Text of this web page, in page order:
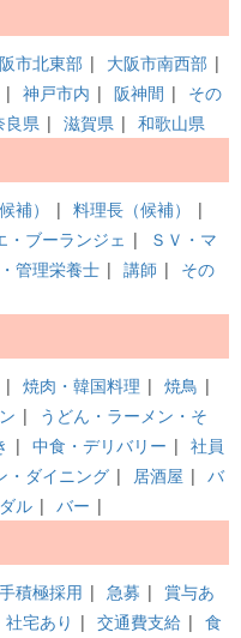
市北東部 | 大阪市南西部 |
| 神戸市内 | 阪神間 | その
良県 | 滋賀県 | 和歌山県
補） | 料理長（候補）
|
・ブーランジェ |
ＳＶ・マ
管理栄養士 | 講師 | その
| 焼肉・韓国料理 | 焼鳥 |
|
うどん・ラーメン・そ
| 中食・デリバリー | 社員
・ダイニング | 居酒屋 | バ
ル | バー |
積極採用 | 急募 | 賞与あ
社宅あり | 交通費支給 | 食